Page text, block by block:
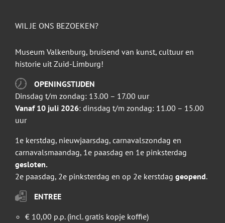
WIL JE ONS BEZOEKEN?
Museum Valkenburg, bruisend van kunst, cultuur en
historie uit Zuid-Limburg!
OPENINGSTIJDEN
Dinsdag t/m zondag: 13.00 – 17.00 uur
Vanaf 10 juli 2026: dinsdag t/m zondag: 11.00 – 15.00
uur
1e kerstdag, nieuwjaarsdag, carnavalszondag en
carnavalsmaandag, 1e paasdag en 1e pinksterdag
gesloten.
2e paasdag, 2e pinksterdag en op 2e kerstdag geopend.
ENTREE
€ 10,00 p.p. (incl. gratis kopje koffie)